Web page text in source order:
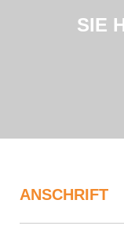
SIE
ANSCHRIFT